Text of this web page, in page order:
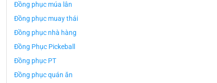
Đồng phục múa lân
Đồng phục muay thái
Đồng phục nhà hàng
Đồng Phục Pickeball
Đồng phục PT
Đồng phục quán ăn